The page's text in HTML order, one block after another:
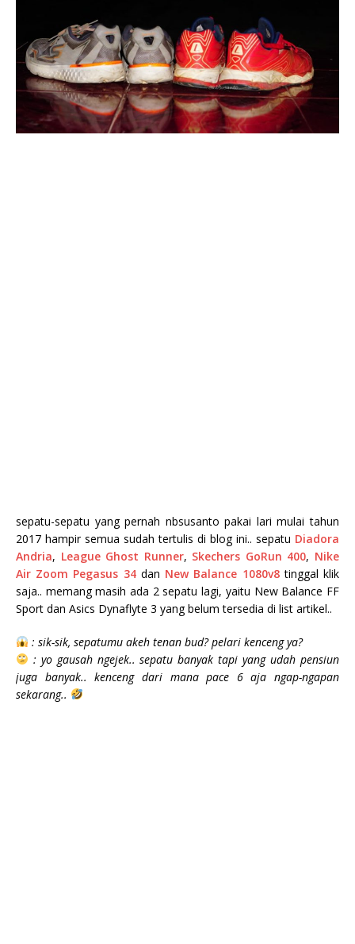
sepatu-sepatu yang pernah nbsusanto pakai lari mulai tahun
2017 hampir semua sudah tertulis di blog ini.. sepatu Diadora
Andria, League Ghost Runner, Skechers GoRun 400, Nike
Air Zoom Pegasus 34dan New Balance 1080v8tinggal klik
saja.. memang masih ada 2 sepatu lagi, yaitu New Balance FF
Sport dan Asics Dynaflyte 3 yang belum tersedia di list artikel..
: sik-sik, sepatumu akeh tenan bud? pelari kenceng ya?
: yo gausah ngejek.. sepatu banyak tapi yang udah pensiun
juga banyak.. kenceng dari mana pace 6 aja ngap-ngapan
sekarang..